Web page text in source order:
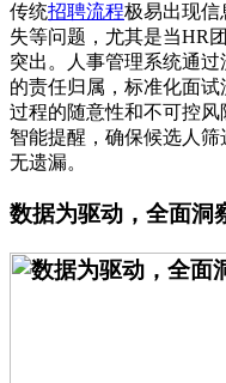
传统招聘流程极易出现信
失等问题，尤其是当HR
突出。人事管理系统通
的责任归属，标准化面
过程的随意性和不可控
智能提醒，确保候选人
无遗漏。
数据为驱动，全面洞